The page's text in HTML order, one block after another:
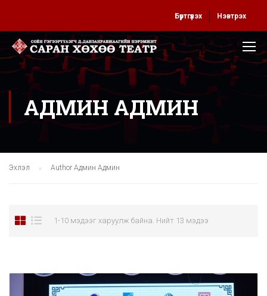
Бүртгүүлэх Нэвтрэх
АДМИН АДМИН
Эхлэл Author Админ Админ
1-10 мэдээг харуулж байна. Нийт 13 мэдээ